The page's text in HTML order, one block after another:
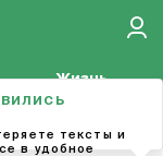
Жизнь
тексты и
в удобное